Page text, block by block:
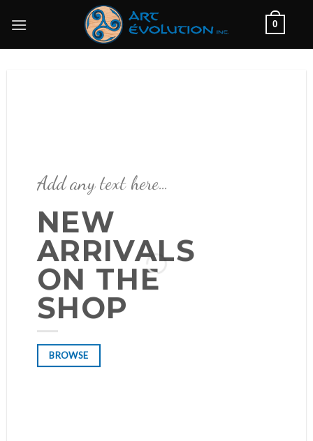
0
Add any text here…
NEW
ARRIVALS ON
THE SHOP
Add any text here…
NEW
ARRIVALS
ON THE
SHOP
BROWSE